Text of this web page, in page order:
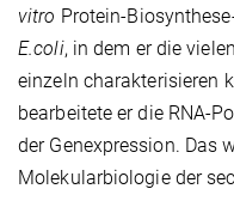
vitro Protein-
E.coli, in dem er die
einzeln charakterisieren
bearbeitete er die RNA-
der Genexpression. Das
Molekularbiologie der